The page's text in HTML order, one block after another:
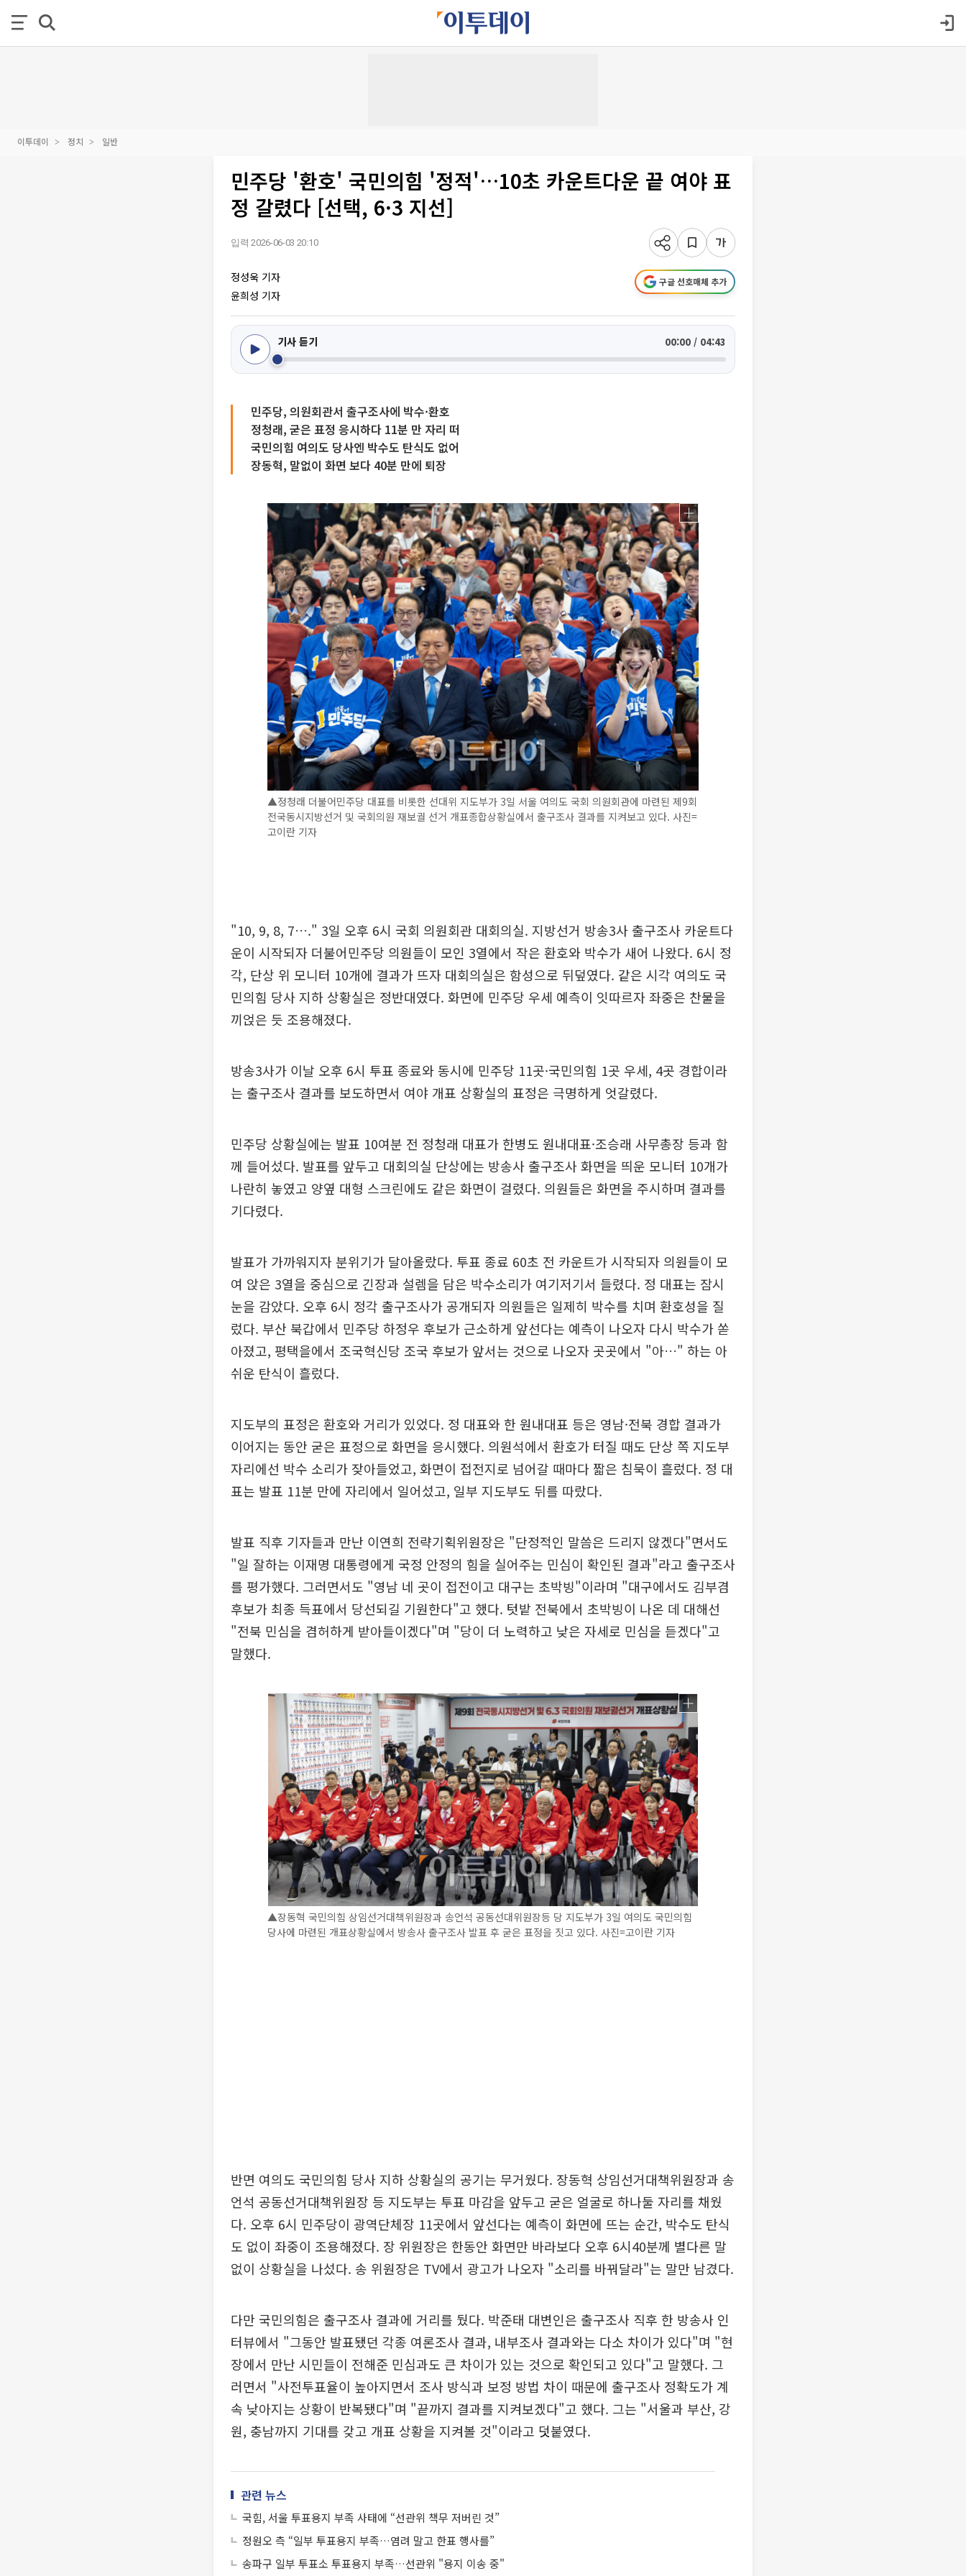
이투데이 정치 일반
민주당 '환호' 국민의힘 '정적'…10초 카운트다운 끝 여야 표
정 갈렸다 [선택, 6·3 지선]
입력 2026-06-03 20:10
정성욱 기자
윤희성 기자
구글 선호매체 추가
기사 듣기 00:00 / 04:43
민주당, 의원회관서 출구조사에 박수·환호
정청래, 굳은 표정 응시하다 11분 만 자리 떠
국민의힘 여의도 당사엔 박수도 탄식도 없어
장동혁, 말없이 화면 보다 40분 만에 퇴장
▲정청래 더불어민주당 대표를 비롯한 선대위 지도부가 3일 서울 여의도 국회 의원회관에 마련된 제9회
전국동시지방선거 및 국회의원 재보궐 선거 개표종합상황실에서 출구조사 결과를 지켜보고 있다. 사진=
고이란 기자
"10, 9, 8, 7…." 3일 오후 6시 국회 의원회관 대회의실. 지방선거 방송3사 출구조사 카운트다
운이 시작되자 더불어민주당 의원들이 모인 3열에서 작은 환호와 박수가 새어 나왔다. 6시 정
각, 단상 위 모니터 10개에 결과가 뜨자 대회의실은 함성으로 뒤덮였다. 같은 시각 여의도 국
민의힘 당사 지하 상황실은 정반대였다. 화면에 민주당 우세 예측이 잇따르자 좌중은 찬물을
끼얹은 듯 조용해졌다.
방송3사가 이날 오후 6시 투표 종료와 동시에 민주당 11곳·국민의힘 1곳 우세, 4곳 경합이라
는 출구조사 결과를 보도하면서 여야 개표 상황실의 표정은 극명하게 엇갈렸다.
민주당 상황실에는 발표 10여분 전 정청래 대표가 한병도 원내대표·조승래 사무총장 등과 함
께 들어섰다. 발표를 앞두고 대회의실 단상에는 방송사 출구조사 화면을 띄운 모니터 10개가
나란히 놓였고 양옆 대형 스크린에도 같은 화면이 걸렸다. 의원들은 화면을 주시하며 결과를
기다렸다.
발표가 가까워지자 분위기가 달아올랐다. 투표 종료 60초 전 카운트가 시작되자 의원들이 모
여 앉은 3열을 중심으로 긴장과 설렘을 담은 박수소리가 여기저기서 들렸다. 정 대표는 잠시
눈을 감았다. 오후 6시 정각 출구조사가 공개되자 의원들은 일제히 박수를 치며 환호성을 질
렀다. 부산 북갑에서 민주당 하정우 후보가 근소하게 앞선다는 예측이 나오자 다시 박수가 쏟
아졌고, 평택을에서 조국혁신당 조국 후보가 앞서는 것으로 나오자 곳곳에서 "아…" 하는 아
쉬운 탄식이 흘렀다.
지도부의 표정은 환호와 거리가 있었다. 정 대표와 한 원내대표 등은 영남·전북 경합 결과가
이어지는 동안 굳은 표정으로 화면을 응시했다. 의원석에서 환호가 터질 때도 단상 쪽 지도부
자리에선 박수 소리가 잦아들었고, 화면이 접전지로 넘어갈 때마다 짧은 침묵이 흘렀다. 정 대
표는 발표 11분 만에 자리에서 일어섰고, 일부 지도부도 뒤를 따랐다.
발표 직후 기자들과 만난 이연희 전략기획위원장은 "단정적인 말씀은 드리지 않겠다"면서도
"일 잘하는 이재명 대통령에게 국정 안정의 힘을 실어주는 민심이 확인된 결과"라고 출구조사
를 평가했다. 그러면서도 "영남 네 곳이 접전이고 대구는 초박빙"이라며 "대구에서도 김부겸
후보가 최종 득표에서 당선되길 기원한다"고 했다. 텃밭 전북에서 초박빙이 나온 데 대해선
"전북 민심을 겸허하게 받아들이겠다"며 "당이 더 노력하고 낮은 자세로 민심을 듣겠다"고
말했다.
▲장동혁 국민의힘 상임선거대책위원장과 송언석 공동선대위원장등 당 지도부가 3일 여의도 국민의힘
당사에 마련된 개표상황실에서 방송사 출구조사 발표 후 굳은 표정을 짓고 있다. 사진=고이란 기자
반면 여의도 국민의힘 당사 지하 상황실의 공기는 무거웠다. 장동혁 상임선거대책위원장과 송
언석 공동선거대책위원장 등 지도부는 투표 마감을 앞두고 굳은 얼굴로 하나둘 자리를 채웠
다. 오후 6시 민주당이 광역단체장 11곳에서 앞선다는 예측이 화면에 뜨는 순간, 박수도 탄식
도 없이 좌중이 조용해졌다. 장 위원장은 한동안 화면만 바라보다 오후 6시40분께 별다른 말
없이 상황실을 나섰다. 송 위원장은 TV에서 광고가 나오자 "소리를 바꿔달라"는 말만 남겼다.
다만 국민의힘은 출구조사 결과에 거리를 뒀다. 박준태 대변인은 출구조사 직후 한 방송사 인
터뷰에서 "그동안 발표됐던 각종 여론조사 결과, 내부조사 결과와는 다소 차이가 있다"며 "현
장에서 만난 시민들이 전해준 민심과도 큰 차이가 있는 것으로 확인되고 있다"고 말했다. 그
러면서 "사전투표율이 높아지면서 조사 방식과 보정 방법 차이 때문에 출구조사 정확도가 계
속 낮아지는 상황이 반복됐다"며 "끝까지 결과를 지켜보겠다"고 했다. 그는 "서울과 부산, 강
원, 충남까지 기대를 갖고 개표 상황을 지켜볼 것"이라고 덧붙였다.
관련 뉴스
국힘, 서울 투표용지 부족 사태에 “선관위 책무 저버린 것”
정원오 측 “일부 투표용지 부족…염려 말고 한표 행사를”
송파구 일부 투표소 투표용지 부족…선관위 "용지 이송 중"